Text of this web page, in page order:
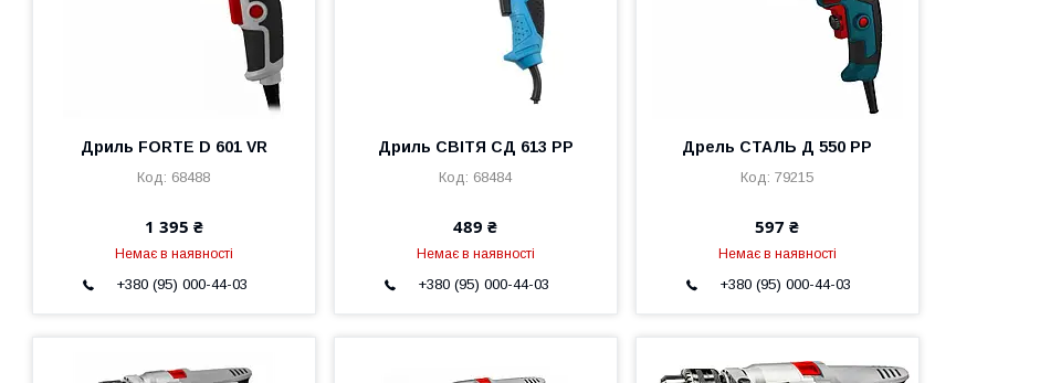
Дриль FORTE D 601 VR
68488
1 395 ₴
Немає в наявності
+380 (95) 000-44-03
Дриль СВІТЯ СД 613 РР
68484
489 ₴
Немає в наявності
+380 (95) 000-44-03
Дрель СТАЛЬ Д 550 РР
79215
597 ₴
Немає в наявності
+380 (95) 000-44-03